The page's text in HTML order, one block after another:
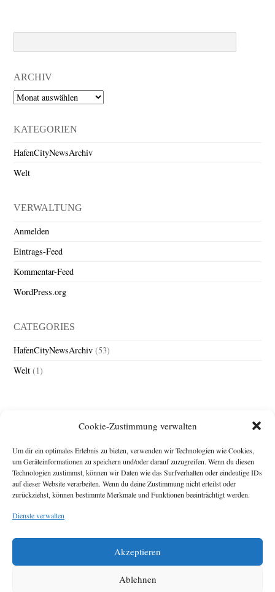
Cookie-Zustimmung verwalten
Um dir ein optimales Erlebnis zu bieten, verwenden wir Technologien wie Cookies,
um Geräteinformationen zu speichern und/oder darauf zuzugreifen. Wenn du diesen
Technologien zustimmst, können wir Daten wie das Surfverhalten oder eindeutige IDs
auf dieser Website verarbeiten. Wenn du deine Zustimmung nicht erteilst oder
zurückziehst, können bestimmte Merkmale und Funktionen beeinträchtigt werden.
Dienste verwalten
Akzeptieren
Ablehnen
ARCHIV
Archiv
KATEGORIEN
HafenCityNewsArchiv
Welt
VERWALTUNG
Anmelden
Eintrags-Feed
Kommentar-Feed
WordPress.org
CATEGORIES
HafenCityNewsArchiv (53)
Welt (1)
Impressum
Michael Baden,
Diese Webseite stellt
zehn Jahre der